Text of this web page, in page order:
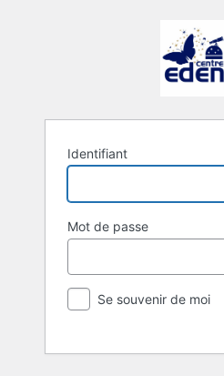
Identifiant
Mot de passe
Se souvenir de moi